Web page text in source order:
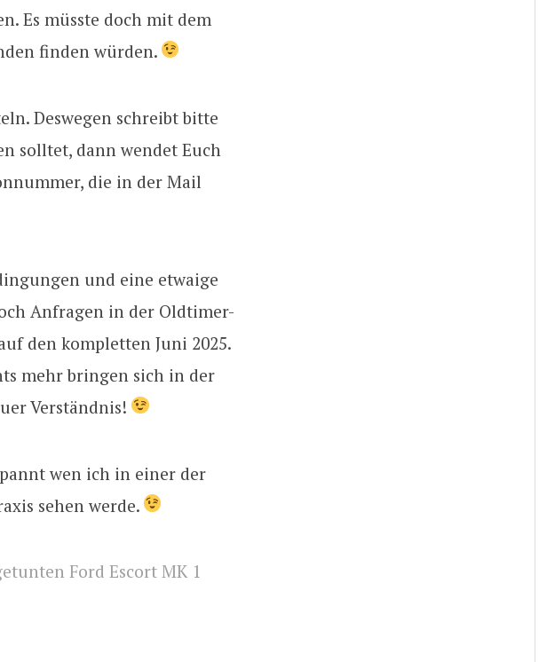
Es müsste doch mit dem
finden würden.
Deswegen schreibt bitte
solltet, dann wendet Euch
die in der Mail
und eine etwaige
Anfragen in der Oldtimer-
den kompletten Juni 2025.
mehr bringen sich in der
Verständnis!
wen ich in einer der
sehen werde.
Ford Escort MK 1